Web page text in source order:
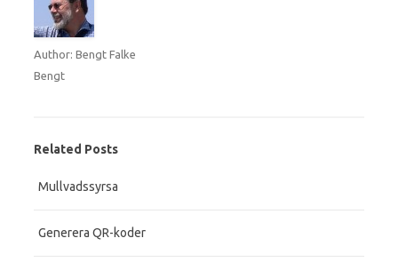
Author: Bengt Falke
Bengt
Related Posts
Mullvadssyrsa
Generera QR-koder